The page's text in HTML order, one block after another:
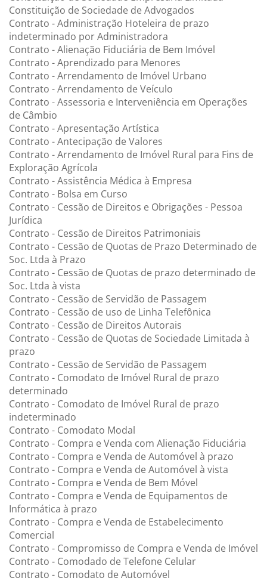
Constituição de Sociedade de Advogados
Contrato - Administração Hoteleira de prazo
indeterminado por Administradora
Contrato - Alienação Fiduciária de Bem Imóvel
Contrato - Aprendizado para Menores
Contrato - Arrendamento de Imóvel Urbano
Contrato - Arrendamento de Veículo
Contrato - Assessoria e Interveniência em Operações
de Câmbio
Contrato - Apresentação Artística
Contrato - Antecipação de Valores
Contrato - Arrendamento de Imóvel Rural para Fins de
Exploração Agrícola
Contrato - Assistência Médica à Empresa
Contrato - Bolsa em Curso
Contrato - Cessão de Direitos e Obrigações - Pessoa
Jurídica
Contrato - Cessão de Direitos Patrimoniais
Contrato - Cessão de Quotas de Prazo Determinado de
Soc. Ltda à Prazo
Contrato - Cessão de Quotas de prazo determinado de
Soc. Ltda à vista
Contrato - Cessão de Servidão de Passagem
Contrato - Cessão de uso de Linha Telefônica
Contrato - Cessão de Direitos Autorais
Contrato - Cessão de Quotas de Sociedade Limitada à
prazo
Contrato - Cessão de Servidão de Passagem
Contrato - Comodato de Imóvel Rural de prazo
determinado
Contrato - Comodato de Imóvel Rural de prazo
indeterminado
Contrato - Comodato Modal
Contrato - Compra e Venda com Alienação Fiduciária
Contrato - Compra e Venda de Automóvel à prazo
Contrato - Compra e Venda de Automóvel à vista
Contrato - Compra e Venda de Bem Móvel
Contrato - Compra e Venda de Equipamentos de
Informática à prazo
Contrato - Compra e Venda de Estabelecimento
Comercial
Contrato - Compromisso de Compra e Venda de Imóvel
Contrato - Comodado de Telefone Celular
Contrato - Comodato de Automóvel